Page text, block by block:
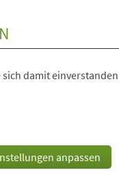
damit
anpassen